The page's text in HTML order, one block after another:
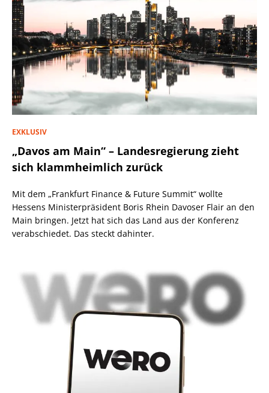
EXKLUSIV
„Davos am Main“ – Landesregierung zieht
sich klammheimlich zurück
Mit dem „Frankfurt Finance & Future Summit“ wollte
Hessens Ministerpräsident Boris Rhein Davoser Flair an den
Main bringen. Jetzt hat sich das Land aus der Konferenz
verabschiedet. Das steckt dahinter.